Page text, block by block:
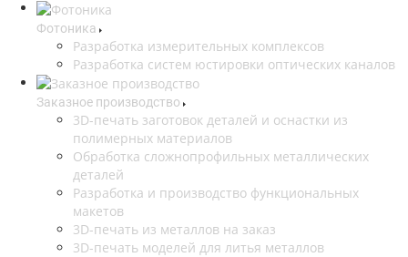
Фотоника
Разработка измерительных комплексов
Разработка систем юстировки оптических каналов
Заказное производство
3D-печать заготовок деталей и оснастки из
полимерных материалов
Обработка сложнопрофильных металлических
деталей
Разработка и производство функциональных
макетов
3D-печать из металлов на заказ
3D-печать моделей для литья металлов